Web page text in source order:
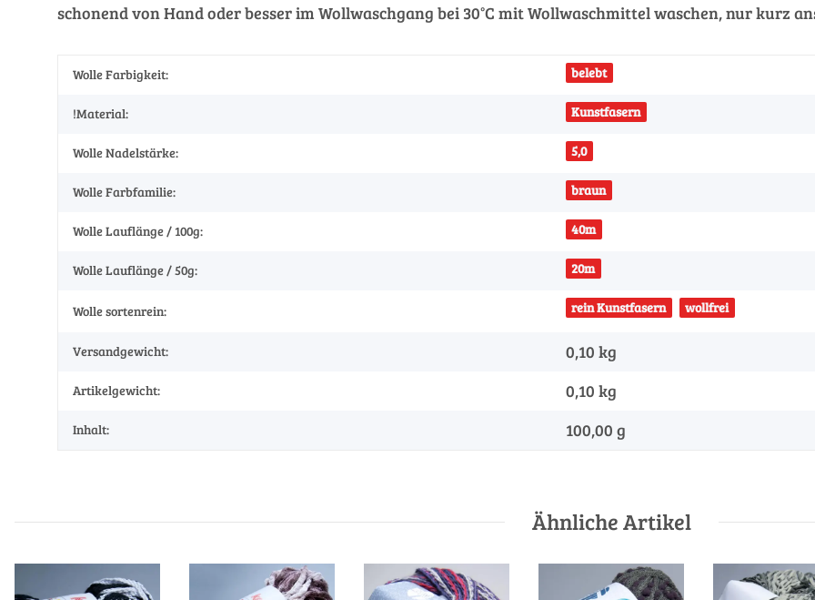
schonend von Hand oder besser im Wollwaschgang bei 30°C mit Wollwaschmittel waschen, nur kurz
Wolle Farbigkeit: belebt
!Material: Kunstfasern
Wolle Nadelstärke: 5,0
Wolle Farbfamilie: braun
Wolle Lauflänge / 100g: 40m
Wolle Lauflänge / 50g: 20m
Wolle sortenrein: rein Kunstfasern wollfrei
Versandgewicht: 0,10 kg
Artikelgewicht: 0,10 kg
Inhalt: 100,00 g
Ähnliche Artikel